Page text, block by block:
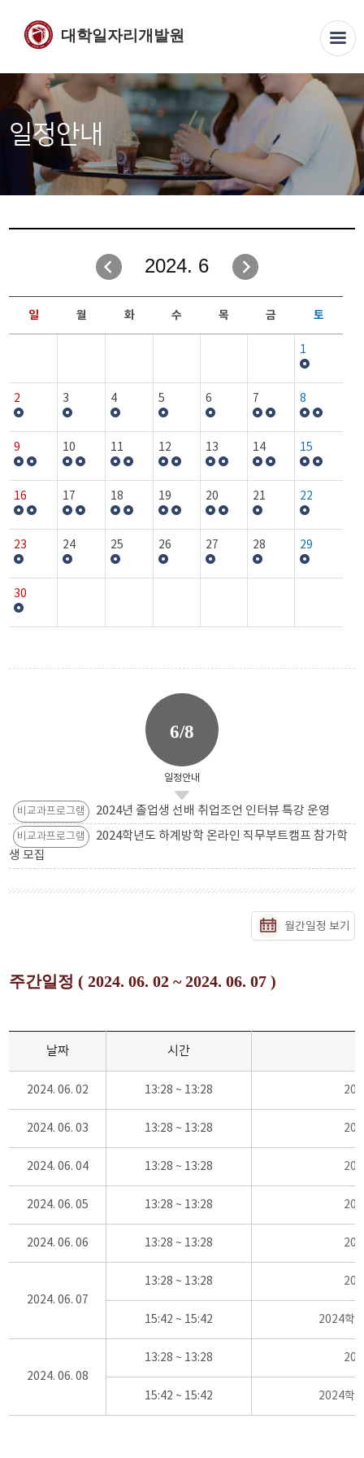
대학일자리개발원
일정안내
2024. 6
일 월 화 수 목 금 토
1
2 3 4 5 6 7 8
9 10 11 12 13 14 15
16 17 18 19 20 21 22
23 24 25 26 27 28 29
30
6/8
일정안내
비교과프로그램 2024년 졸업생 선배 취업조언 인터뷰 특강 운영
비교과프로그램
2024학년도 하계방학 온라인 직무부트캠프 참가학
생 모집
월간일정 보기
주간일정 ( 2024. 06. 02 ~ 2024. 06. 07 )
날짜 시간
2024. 06. 02 13:28 ~ 13:28
2024. 06. 03 13:28 ~ 13:28
2024. 06. 04 13:28 ~ 13:28
2024. 06. 05 13:28 ~ 13:28
2024. 06. 06 13:28 ~ 13:28
2024. 06. 07
13:28 ~ 13:28
15:42 ~ 15:42 2024학
2024. 06. 08
13:28 ~ 13:28
15:42 ~ 15:42 2024학